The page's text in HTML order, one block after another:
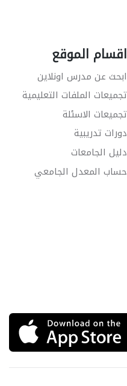
اقسام الموقع
ابحث عن مدرس اونلاين
تجميعات الملفات التعليمية
تجميعات الاسئلة
دورات تدريبية
دليل الجامعات
حساب المعدل الجامعي